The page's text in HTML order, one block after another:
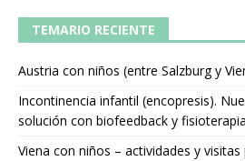
TEMARIO RECIENTE
Austria con niños (entre Salzburg y
Incontinencia infantil (encopresis).
solución con biofeedback y
Viena con niños – actividades y